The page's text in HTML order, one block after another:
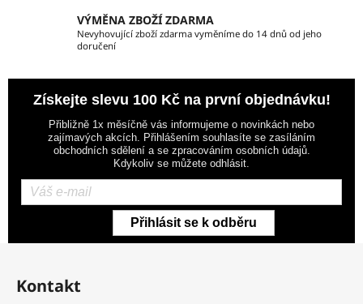
p
i
u
VÝMĚNA ZBOŽÍ ZDARMA
Nevyhovující zboží zdarma vyměníme do 14 dnů od jeho
doručení
Získejte slevu 100 Kč na první objednávku!
Přibližně 1x měsíčně vás informujeme o novinkách nebo
zajímavých akcích. Přihlášením souhlasíte se zasíláním
obchodních sdělení a se zpracováním osobních údajů.
Kdykoliv se můžete odhlásit.
Přihlásit se k odběru
Kontakt